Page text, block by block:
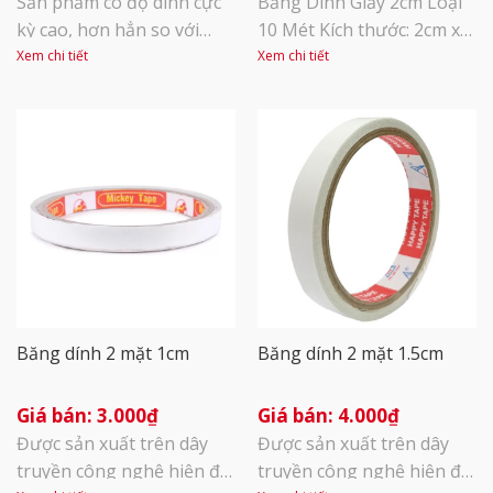
kỳ cao, hơn hẳn so với
băng dính xốp vàng, dùng
nhiệt độ khác nhau từ 3
-120 độ. Băng dính xốp
đen có thể dùng để dán
Xem chi tiết
10 Mét Kích thước: 2cm x
10m Bề mặt băng dính có
ghi nhớ tên thuốc, ngày
tháng ….
Xem chi tiết
Băng dính 2 mặt 1cm
3.000₫
Được sản xuất trên dây
truyền công nghệ hiện đại
Băng dính 2 mặt 1.5cm
4.000₫
Được sản xuất trên dây
truyền công nghệ hiện đại